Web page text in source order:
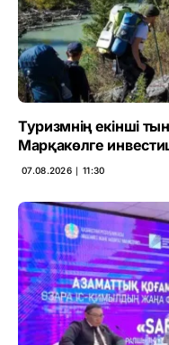
Туризмнің екінші
Марқакөлге
07.08.2026 ∣ 11:30